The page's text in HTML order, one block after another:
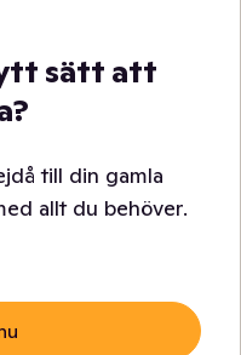
sätt att
till din gamla
allt du behöver.